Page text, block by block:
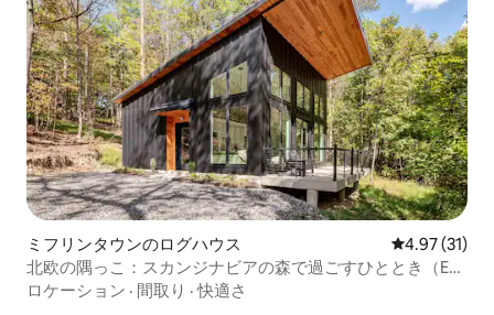
ミフリンタウンのログハウス レビュー31
4.97 (31)
北欧の隅っこ：スカンジナビアの森で過ごすひととき（EV
充電器あり）
ロケーション · 間取り ·快適さ